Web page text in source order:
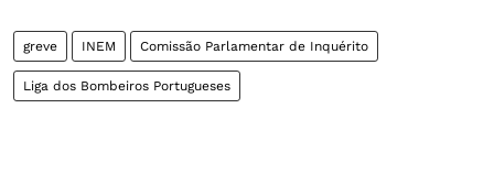
greve INEM Comissão Parlamentar de Inquérito
Liga dos Bombeiros Portugueses